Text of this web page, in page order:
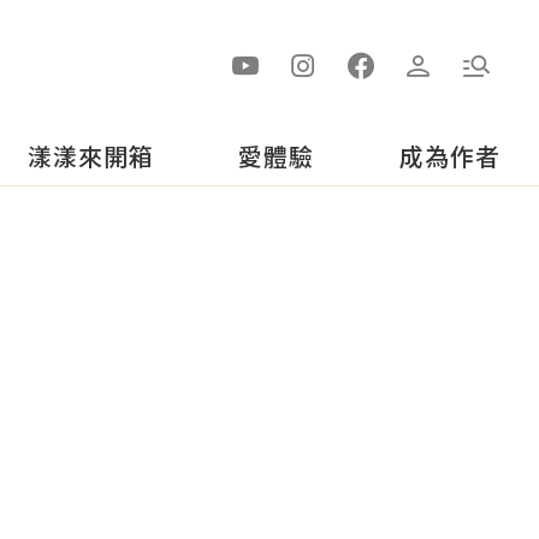
漾漾來開箱 愛體驗 成為作者